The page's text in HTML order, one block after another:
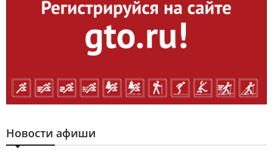
Новости афиши